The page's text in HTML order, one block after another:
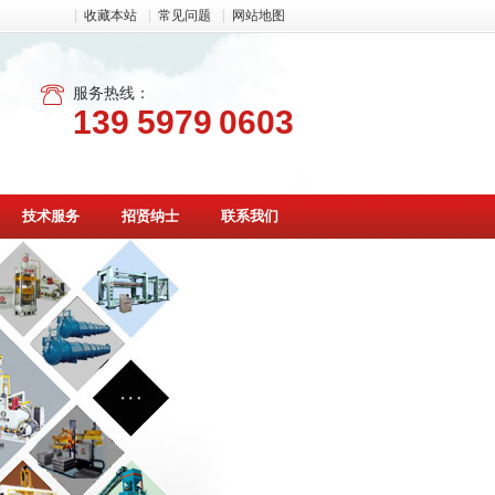
收藏本站 常见问题 网站地图
服务热线：
139 5979 0603
技术服务 招贤纳士 联系我们